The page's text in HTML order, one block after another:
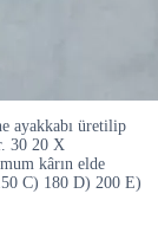
ayakkabı üretilip
30 20 X
kârın elde
C) 180 D) 200 E)